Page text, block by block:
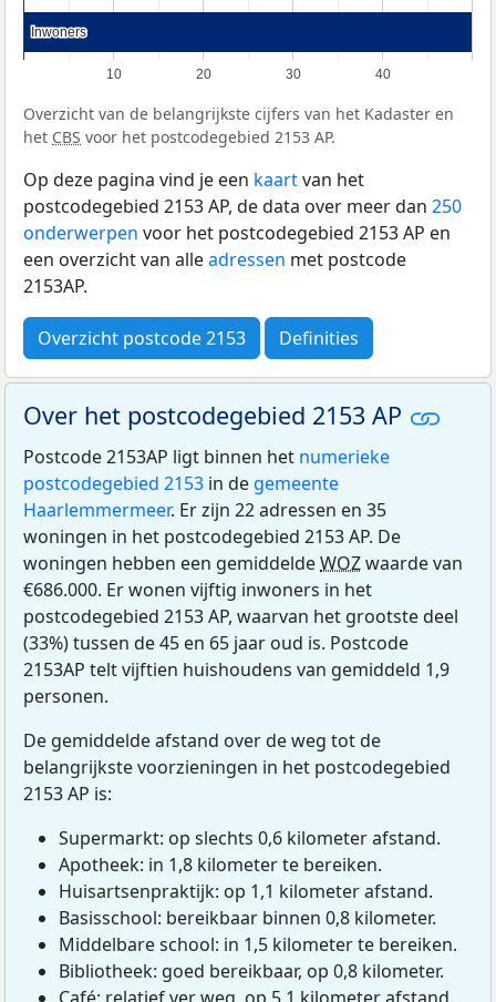
10 20 30 40
Inwoners
Inwoners
Overzicht van de belangrijkste cijfers van het Kadaster en
het CBS voor het postcodegebied 2153 AP.
Op deze pagina vind je een kaartvan het
postcodegebied 2153 AP, de data over meer dan 250
onderwerpen voor het postcodegebied 2153 AP en
een overzicht van alleadressen met postcode
2153AP.
Overzicht postcode 2153 Definities
Over het postcodegebied 2153 AP
Postcode 2153AP ligt binnen het numerieke
postcodegebied 2153 in de gemeente
Haarlemmermeer. Er zijn 22 adressen en 35
woningen in het postcodegebied 2153 AP. De
woningen hebben een gemiddeldeWOZwaarde van
€686.000. Er wonen vijftig inwoners in het
postcodegebied 2153 AP, waarvan het grootste deel
(33%) tussen de 45 en 65 jaar oud is. Postcode
2153AP telt vijftien huishoudens van gemiddeld 1,9
personen.
De gemiddelde afstand over de weg tot de
belangrijkste voorzieningen in het postcodegebied
2153 AP is:
Supermarkt: op slechts 0,6 kilometer afstand.
Apotheek: in 1,8 kilometer te bereiken.
Huisartsenpraktijk: op 1,1 kilometer afstand.
Basisschool: bereikbaar binnen 0,8 kilometer.
Middelbare school: in 1,5 kilometer te bereiken.
Bibliotheek: goed bereikbaar, op 0,8 kilometer.